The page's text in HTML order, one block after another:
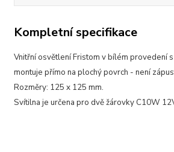
Kompletní specifikace
Vnitřní osvětlení Fristom v bílém provedení
montuje přímo na plochý povrch - není
Rozměry: 125 x 125 mm.
Svítilna je určena pro dvě žárovky C10W